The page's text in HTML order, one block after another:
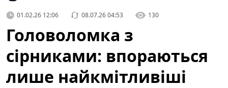
01.02.26 12:06 08.07.26 04:53 130
Головоломка з
сірниками: впораються
лише найкмітливіші